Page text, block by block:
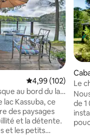
Évaluation
4,99 (102)
au bord du lac
et
le lac
Kassuba, ce
des paysages
et la détente.
et les petits
Le
de